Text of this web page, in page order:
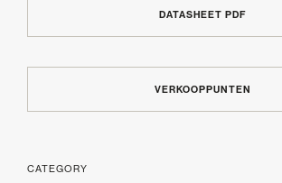
DATASHEET PDF
VERKOOPPUNTEN
CATEGORY